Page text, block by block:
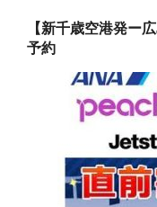
【新千歳空港発ー
予約